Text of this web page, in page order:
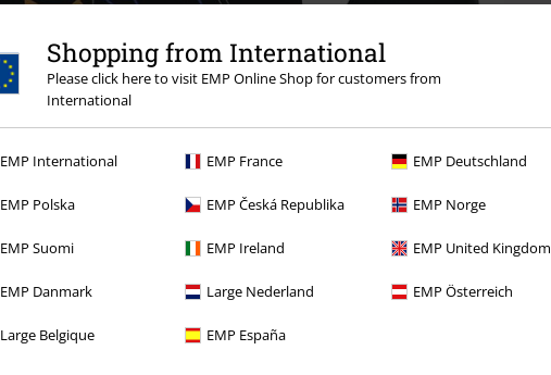
Shopping from International
Please click here to visit EMP Online Shop for customers from
International
EMP International EMP France EMP Deutschland
EMP Polska EMP Česká Republika EMP Norge
EMP Suomi EMP Ireland EMP United Kingdom
EMP Danmark Large Nederland EMP Österreich
Large Belgique EMP España